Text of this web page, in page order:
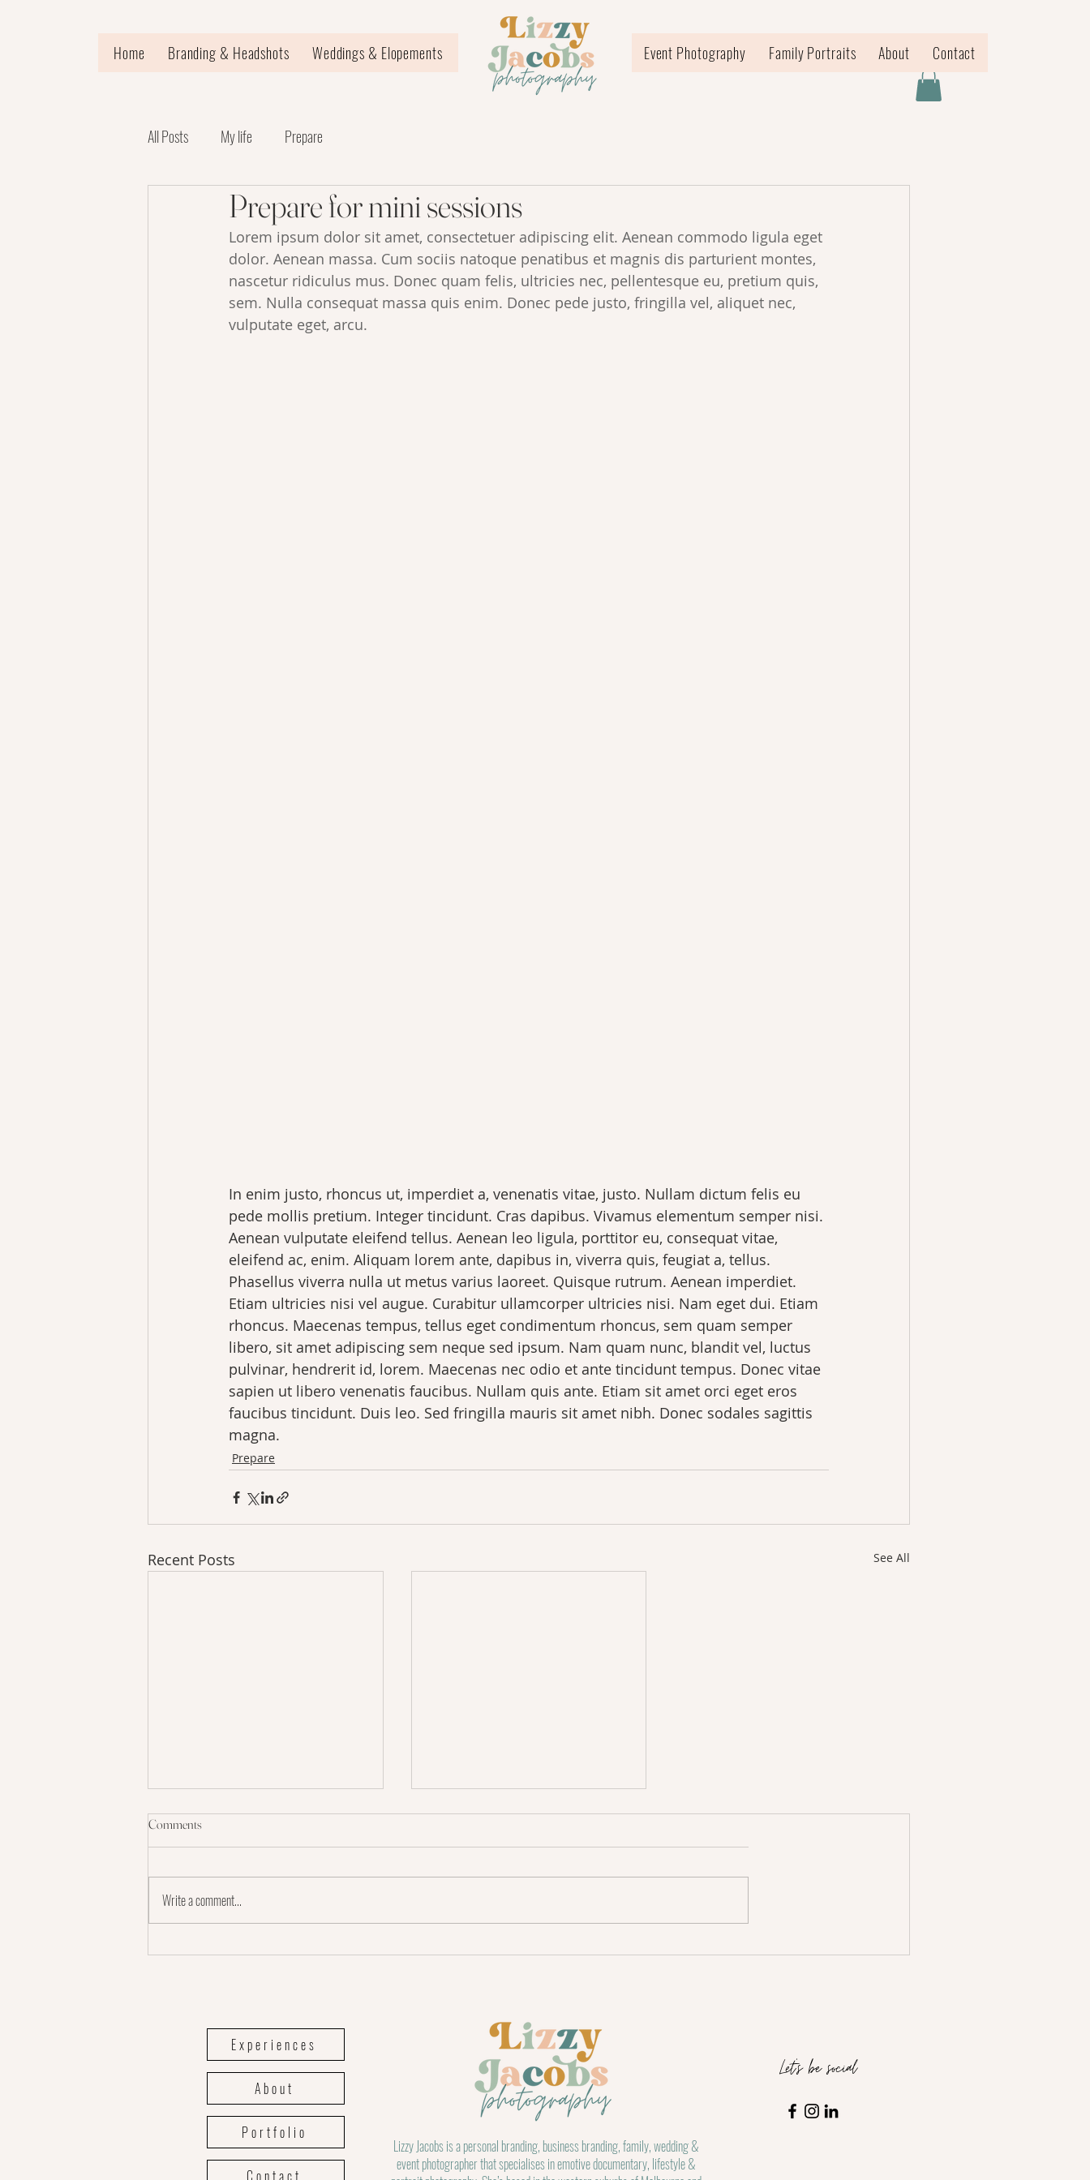
Home Branding & Headshots Weddings & Elopements Event Photography Family Portraits About Contact
All Posts My life Prepare
Prepare for mini sessions
Lorem ipsum dolor sit amet, consectetuer adipiscing elit. Aenean commodo ligula eget
dolor. Aenean massa. Cum sociis natoque penatibus et magnis dis parturient montes,
nascetur ridiculus mus. Donec quam felis, ultricies nec, pellentesque eu, pretium quis,
sem. Nulla consequat massa quis enim. Donec pede justo, fringilla vel, aliquet nec,
vulputate eget, arcu.
In enim justo, rhoncus ut, imperdiet a, venenatis vitae, justo. Nullam dictum felis eu
pede mollis pretium. Integer tincidunt. Cras dapibus. Vivamus elementum semper nisi.
Aenean vulputate eleifend tellus. Aenean leo ligula, porttitor eu, consequat vitae,
eleifend ac, enim. Aliquam lorem ante, dapibus in, viverra quis, feugiat a, tellus.
Phasellus viverra nulla ut metus varius laoreet. Quisque rutrum. Aenean imperdiet.
Etiam ultricies nisi vel augue. Curabitur ullamcorper ultricies nisi. Nam eget dui. Etiam
rhoncus. Maecenas tempus, tellus eget condimentum rhoncus, sem quam semper
libero, sit amet adipiscing sem neque sed ipsum. Nam quam nunc, blandit vel, luctus
pulvinar, hendrerit id, lorem. Maecenas nec odio et ante tincidunt tempus. Donec vitae
sapien ut libero venenatis faucibus. Nullam quis ante. Etiam sit amet orci eget eros
faucibus tincidunt. Duis leo. Sed fringilla mauris sit amet nibh. Donec sodales sagittis
magna.
Prepare
Recent Posts See All
Wedding checklist
Comments
Write a comment...
Experiences
About
Portfolio
Contact
Lizzy Jacobs is a personal branding, business branding, family, wedding &
event photographer that specialises in emotive documentary, lifestyle &
Let's be social